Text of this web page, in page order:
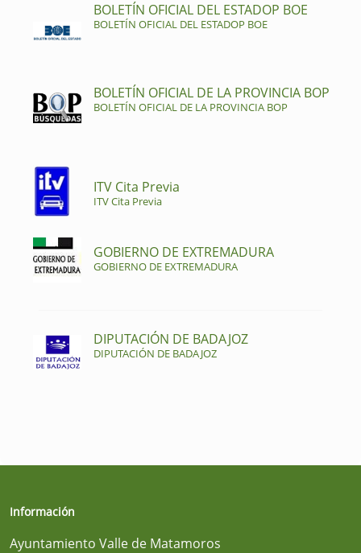
BOLETÍN OFICIAL DEL ESTADOP BOE
BOLETÍN OFICIAL DEL ESTADOP BOE
BOLETÍN OFICIAL DE LA PROVINCIA BOP
BOLETÍN OFICIAL DE LA PROVINCIA BOP
ITV Cita Previa
ITV Cita Previa
GOBIERNO DE EXTREMADURA
GOBIERNO DE EXTREMADURA
DIPUTACIÓN DE BADAJOZ
DIPUTACIÓN DE BADAJOZ
Información
Ayuntamiento Valle de Matamoros